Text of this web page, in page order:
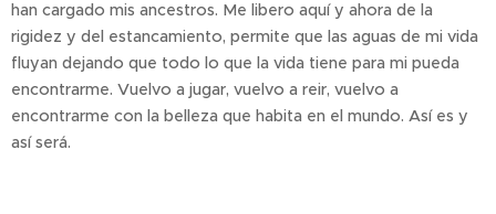
han cargado mis ancestros. Me libero aquí y ahora de la
rigidez y del estancamiento, permite que las aguas de mi vida
fluyan dejando que todo lo que la vida tiene para mi pueda
encontrarme. Vuelvo a jugar, vuelvo a reir, vuelvo a
encontrarme con la belleza que habita en el mundo. Así es y
así será.